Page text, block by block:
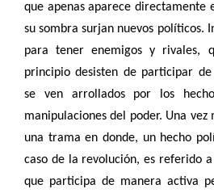
que apenas aparece directamente
su sombra surjan nuevos políticos.
para tener enemigos y rivales,
principio desisten de participar
se ven arrollados por los
manipulaciones del poder. Una vez
una trama en donde, un hecho
caso de la revolución, es referido
que participa de manera activa